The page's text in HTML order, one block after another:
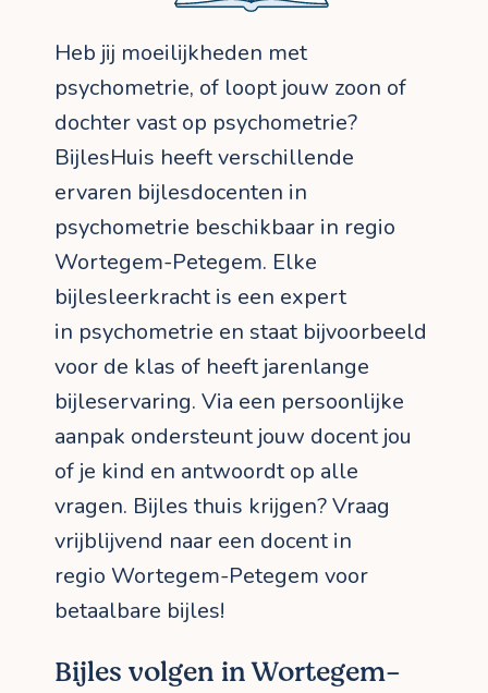
Heb jij moeilijkheden met
psychometrie, of loopt jouw zoon of
dochter vast op psychometrie?
BijlesHuis heeft verschillende
ervaren bijlesdocenten in
psychometrie beschikbaar in regio
Wortegem-Petegem. Elke
bijlesleerkracht is een expert
in psychometrie en staat bijvoorbeeld
voor de klas of heeft jarenlange
bijleservaring. Via een persoonlijke
aanpak ondersteunt jouw docent jou
of je kind en antwoordt op alle
vragen. Bijles thuis krijgen? Vraag
vrijblijvend naar een docent in
regio Wortegem-Petegem voor
betaalbare bijles!
Bijles volgen in Wortegem-